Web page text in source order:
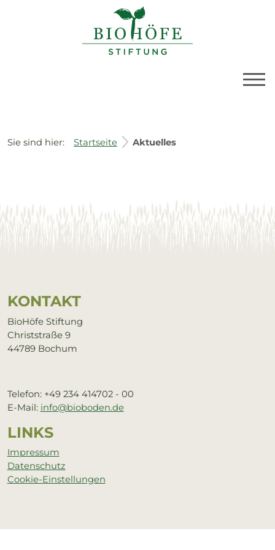
BioBoden |
Sie sind hier: Startseite Aktuelles
KON­TAKT
BioHöfe Stiftung
Christstraße 9
44789 Bochum
Telefon: +49 234 414702 - 00
E-Mail: info@bioboden.de
LINKS
Impressum
Datenschutz
Cookie-Einstellungen